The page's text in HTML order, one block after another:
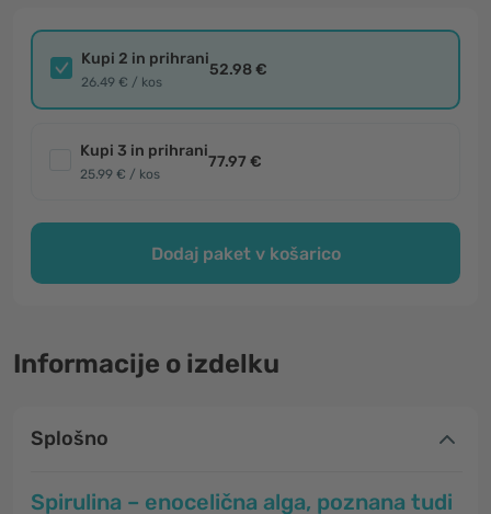
Kupi 2 in prihrani
26.49 € / kos
52.98 €
Kupi 3 in prihrani
25.99 € / kos
77.97 €
Dodaj paket v košarico
Informacije o izdelku
Splošno
Spirulina – enocelična alga, poznana tudi